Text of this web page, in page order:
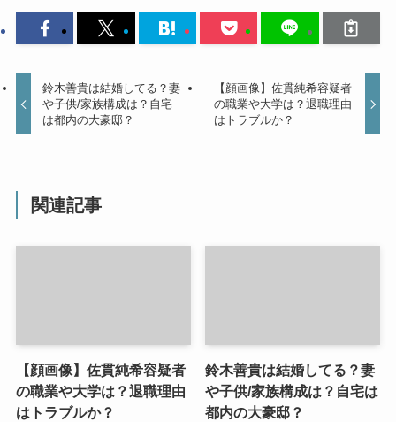
鈴木善貴は結婚してる？妻
や子供/家族構成は？自宅
は都内の大豪邸？
【顔画像】佐貫純希容疑者
の職業や大学は？退職理由
はトラブルか？
関連記事
【顔画像】佐貫純希容疑者
の職業や大学は？退職理由
はトラブルか？
鈴木善貴は結婚してる？妻
や子供/家族構成は？自宅は
都内の大豪邸？